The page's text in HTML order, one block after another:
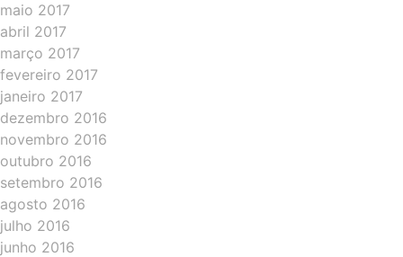
maio 2017
abril 2017
março 2017
fevereiro 2017
janeiro 2017
dezembro 2016
novembro 2016
outubro 2016
setembro 2016
agosto 2016
julho 2016
junho 2016